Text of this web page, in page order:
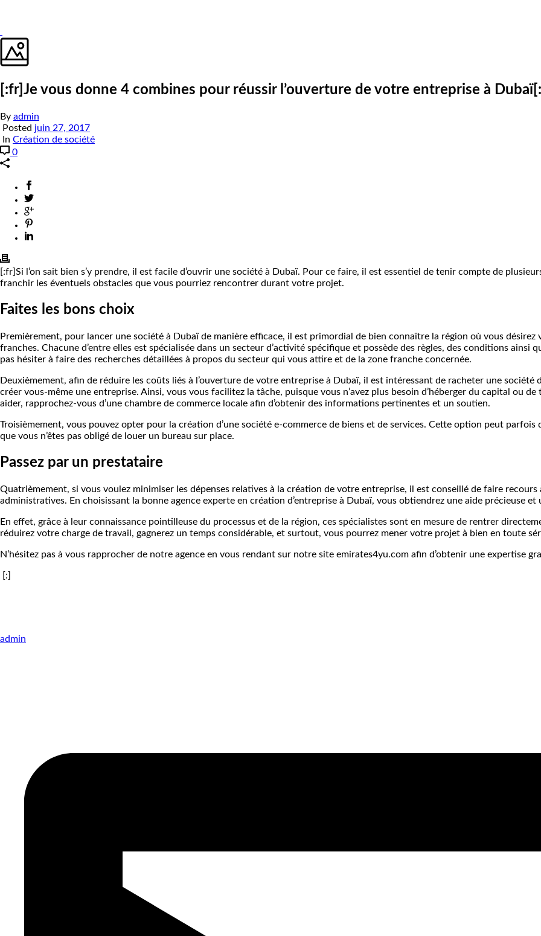
[:fr]Je vous donne 4 combines pour réussir l’ouverture de votre entreprise à
By admin
Posted juin 27, 2017
In Création de société
0
[:fr]Si l’on sait bien s’y prendre, il est facile d’ouvrir une société à Dubaï. Pour ce faire, il est essentiel de tenir compte de
franchir les éventuels obstacles que vous pourriez rencontrer durant votre projet.
Faites les bons choix
Premièrement, pour lancer une société à Dubaï de manière efficace, il est primordial de bien connaître la région où vous
franches. Chacune d’entre elles est spécialisée dans un secteur d’activité spécifique et possède des règles, des conditions ainsi
pas hésiter à faire des recherches détaillées à propos du secteur qui vous attire et de la zone franche concernée.
Deuxièmement, afin de réduire les coûts liés à l’ouverture de votre entreprise à Dubaï, il est intéressant de racheter une
créer vous-même une entreprise. Ainsi, vous vous facilitez la tâche, puisque vous n’avez plus besoin d’héberger du capital ou
aider, rapprochez-vous d’une chambre de commerce locale afin d’obtenir des informations pertinentes et un soutien.
Troisièmement, vous pouvez opter pour la création d’une société e-commerce de biens et de services. Cette option peut
que vous n’êtes pas obligé de louer un bureau sur place.
Passez par un prestataire
Quatrièmement, si vous voulez minimiser les dépenses relatives à la création de votre entreprise, il est conseillé de faire
administratives. En choisissant la bonne agence experte en création d’entreprise à Dubaï, vous obtiendrez une aide précieuse
En effet, grâce à leur connaissance pointilleuse du processus et de la région, ces spécialistes sont en mesure de rentrer
réduirez votre charge de travail, gagnerez un temps considérable, et surtout, vous pourrez mener votre projet à bien en toute
N’hésitez pas à vous rapprocher de notre agence en vous rendant sur notre site emirates4yu.com afin d’obtenir une expertise
[:]
admin